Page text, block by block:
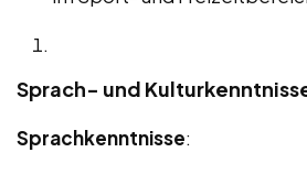
Sprach- und
Sprachkenntnisse: